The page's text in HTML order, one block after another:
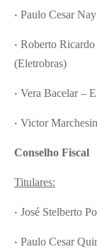
• Paulo Cesar
• Roberto
(Eletrobras)
• Vera Bacelar –
• Victor
Conselho Fiscal
Titulares:
• José Stelberto
• Paulo Cesar